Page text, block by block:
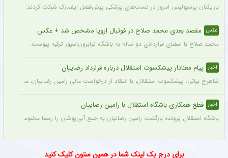
بازیکنان پرسپولیس امروز در تست‌های پزشکی پیش‌فصل ایفمارک شرکت کردند. این
عکس مقصد بعدی محمد صلاح در فوتبال اروپا مشخص شد + عکس
محمد صلاح با امضای قراردادی دو ساله به باشگاه ترابزون‌اسپور ترکیه پیوست.
اخبار پیام معنادار پیشکسوت استقلال درباره قرارداد رضاییان
شاهرخ بیانی، پیشکسوت استقلال، با انتقاد از درخواست مالی رامین رضاییان، مدعی
اخبار قطع همکاری باشگاه استقلال با رامین رضاییان
باشگاه استقلال پرونده بازگشت رامین رضائیان به جمع آبی‌پوشان را رسما مختومه اعلام
برای درج بک لینک شما در همین ستون کلیک کنید